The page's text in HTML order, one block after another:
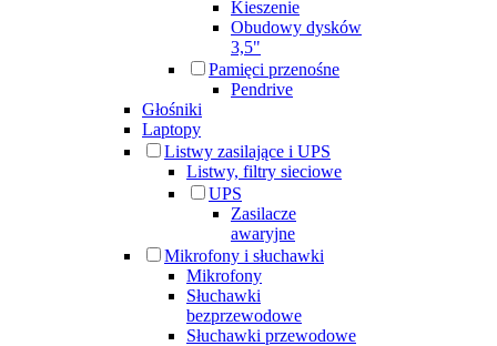
Kieszenie
Obudowy dysków
3,5"
Pamięci przenośne
Pendrive
Głośniki
Laptopy
Listwy zasilające i UPS
Listwy, filtry sieciowe
UPS
Zasilacze
awaryjne
Mikrofony i słuchawki
Mikrofony
Słuchawki
bezprzewodowe
Słuchawki przewodowe